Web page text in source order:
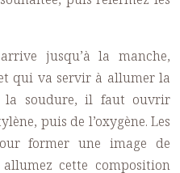
jusqu’à la manche,
qui va servir à allumer la
la soudure, il faut ouvrir
puis de l’oxygène. Les
former une image de
cette composition